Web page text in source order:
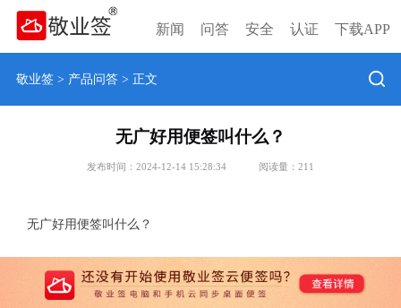
新闻 问答 安全 认证 下载APP
敬业签> 产品问答> 正文
无广好用便签叫什么？
发布时间：2024-12-14 15:28:34 阅读量： 211
无广好用便签叫什么？